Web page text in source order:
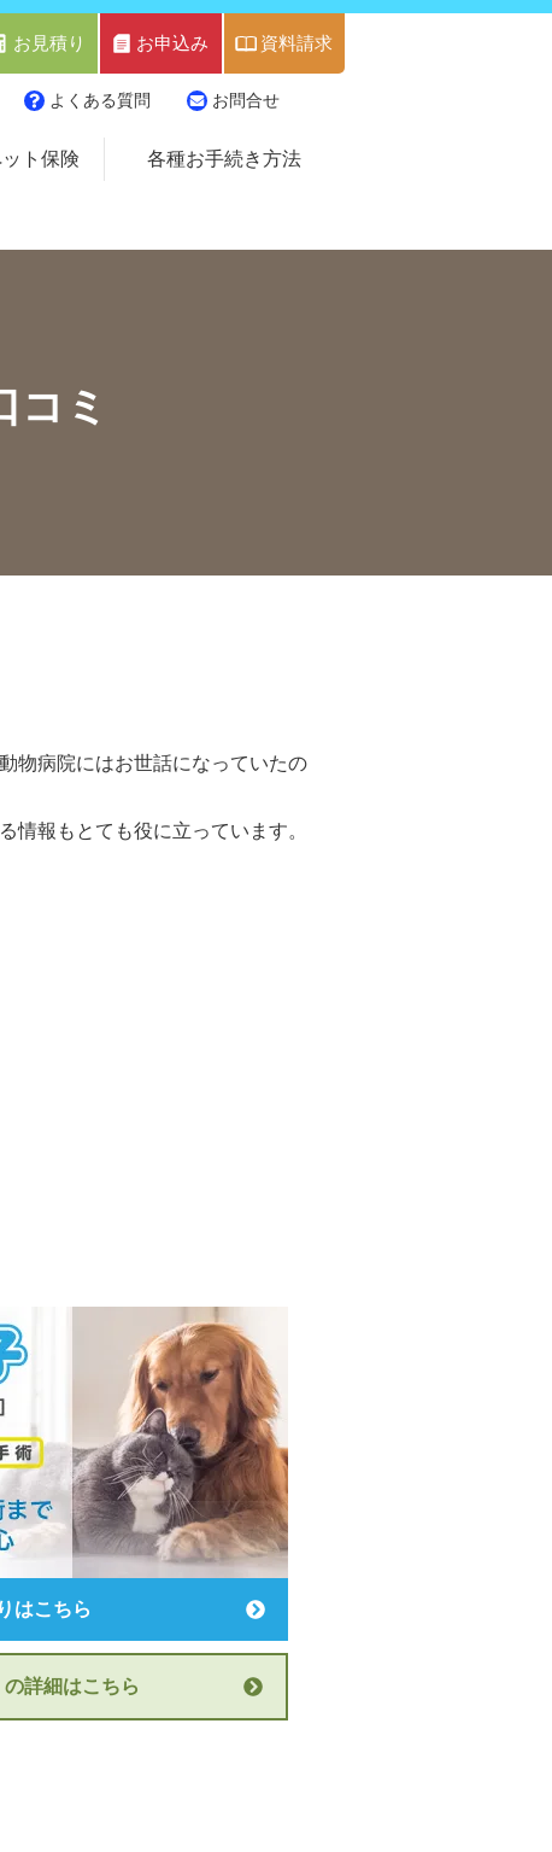
お見積り お申込み 資料請求
よくある質問 お問合せ
ト保険 各種お手続き方法
コミ
物病院にはお世話になっていたの
情報もとても役に立っています。
はこちら
の詳細はこちら